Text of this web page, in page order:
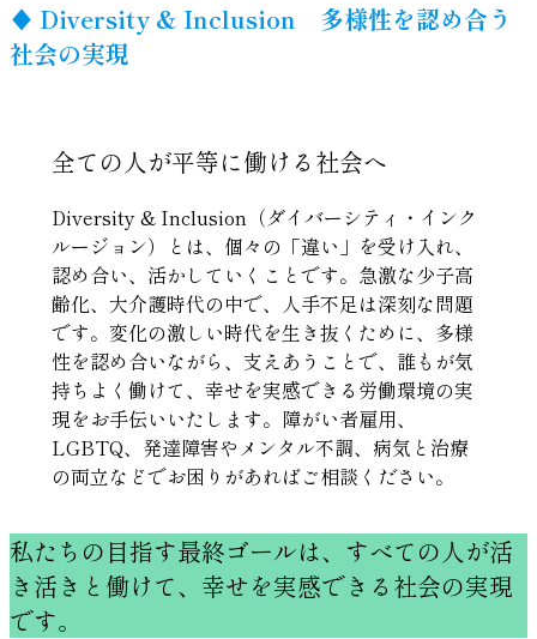
♦︎ Diversity & Inclusion 多様性を認め合う
社会の実現
全ての人が平等に働ける社会へ
Diversity & Inclusion（ダイバーシティ・インク
ルージョン）とは、個々の「違い」を受け入れ、
認め合い、活かしていくことです。急激な少子高
齢化、大介護時代の中で、人手不足は深刻な問題
です。変化の激しい時代を生き抜くために、多様
性を認め合いながら、支えあうことで、誰もが気
持ちよく働けて、幸せを実感できる労働環境の実
現をお手伝いいたします。障がい者雇用、
LGBTQ、発達障害やメンタル不調、病気と治療
の両立などでお困りがあればご相談ください。
私たちの目指す最終ゴールは、すべての人が活
き活きと働けて、幸せを実感できる社会の実現
です。